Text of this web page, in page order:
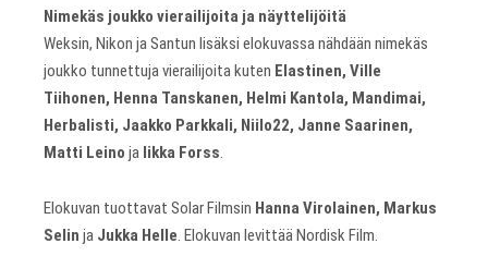
Nimekäs joukko vierailijoita ja näyttelijöitä
Weksin, Nikon ja Santun lisäksi elokuvassa nähdään nimekäs
joukko tunnettuja vierailijoita kuten Elastinen, Ville
Tiihonen, Henna Tanskanen, Helmi Kantola, Mandimai,
Herbalisti, Jaakko Parkkali, Niilo22, Janne Saarinen,
Matti Leino ja Iikka Forss.
Elokuvan tuottavat Solar Filmsin Hanna Virolainen, Markus
Selin ja Jukka Helle. Elokuvan levittää Nordisk Film.